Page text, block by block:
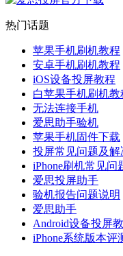
热门话题
苹果手机刷机教程
安卓手机刷机教程
iOS设备投屏教程
白苹果手机刷机教
无法连接手机
爱思助手验机
苹果手机固件下载
投屏常见问题及解
iPhone刷机常见问
爱思投屏助手
验机报告问题说明
爱思助手
Android设备投屏
iPhone系统版本评